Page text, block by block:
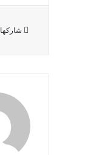
شاركها